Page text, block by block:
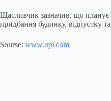
Щасливчик зазначив, що планує
придбання будинку, відпустку
Sourse: www.upi.com